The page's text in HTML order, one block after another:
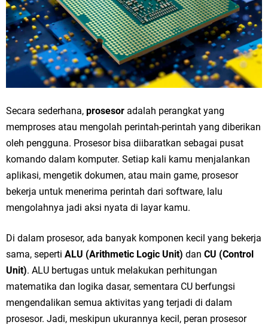
Secara sederhana, prosesor adalah perangkat yang
memproses atau mengolah perintah-perintah yang diberikan
oleh pengguna. Prosesor bisa diibaratkan sebagai pusat
komando dalam komputer. Setiap kali kamu menjalankan
aplikasi, mengetik dokumen, atau main game, prosesor
bekerja untuk menerima perintah dari software, lalu
mengolahnya jadi aksi nyata di layar kamu.
Di dalam prosesor, ada banyak komponen kecil yang bekerja
sama, seperti ALU (Arithmetic Logic Unit) dan CU (Control
Unit). ALU bertugas untuk melakukan perhitungan
matematika dan logika dasar, sementara CU berfungsi
mengendalikan semua aktivitas yang terjadi di dalam
prosesor. Jadi, meskipun ukurannya kecil, peran prosesor